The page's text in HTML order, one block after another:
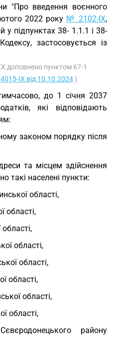
"Про введення воєнного
2022 року № 2102-IX,
у підпунктах 38- 1.1.1 і 38-
застосовується із
доповнено пунктом 67-1
IX від 10.10.2024)
до 1 січня 2037
які відповідають
законом порядку після
та місцем здійснення
такі населені пункти:
області,
області,
області,
області,
області,
області,
області,
району